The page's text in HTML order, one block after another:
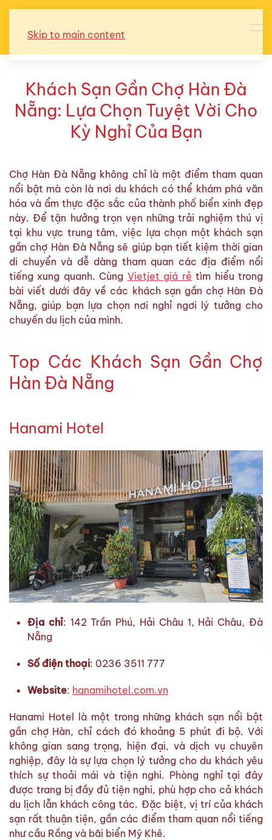
Skip to main content
Khách Sạn Gần Chợ Hàn Đà
Nẵng: Lựa Chọn Tuyệt Vời Cho
Kỳ Nghỉ Của Bạn
Chợ Hàn Đà Nẵng không chỉ là một điểm tham quan
nổi bật mà còn là nơi du khách có thể khám phá văn
hóa và ẩm thực đặc sắc của thành phố biển xinh đẹp
này. Để tận hưởng trọn vẹn những trải nghiệm thú vị
tại khu vực trung tâm, việc lựa chọn một khách sạn
gần chợ Hàn Đà Nẵng sẽ giúp bạn tiết kiệm thời gian
di chuyển và dễ dàng tham quan các địa điểm nổi
tiếng xung quanh. Cùng Vietjet giá rẻ tìm hiểu trong
bài viết dưới đây về các khách sạn gần chợ Hàn Đà
Nẵng, giúp bạn lựa chọn nơi nghỉ ngơi lý tưởng cho
chuyến du lịch của mình.
Top Các Khách Sạn Gần Chợ
Hàn Đà Nẵng
Hanami Hotel
Địa chỉ: 142 Trần Phú, Hải Châu 1, Hải Châu, Đà
Nẵng
Số điện thoại: 0236 3511 777
Website: hanamihotel.com.vn
Hanami Hotel là một trong những khách sạn nổi bật
gần chợ Hàn, chỉ cách đó khoảng 5 phút đi bộ. Với
không gian sang trọng, hiện đại, và dịch vụ chuyên
nghiệp, đây là sự lựa chọn lý tưởng cho du khách yêu
thích sự thoải mái và tiện nghi. Phòng nghỉ tại đây
được trang bị đầy đủ tiện nghi, phù hợp cho cả khách
du lịch lẫn khách công tác. Đặc biệt, vị trí của khách
sạn rất thuận tiện, gần các điểm tham quan nổi tiếng
như cầu Rồng và bãi biển Mỹ Khê.